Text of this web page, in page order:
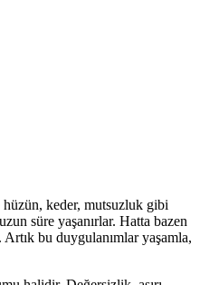
hüzün, keder, mutsuzluk gibi
süre yaşanırlar. Hatta bazen
bu duygulanımlar yaşamla,